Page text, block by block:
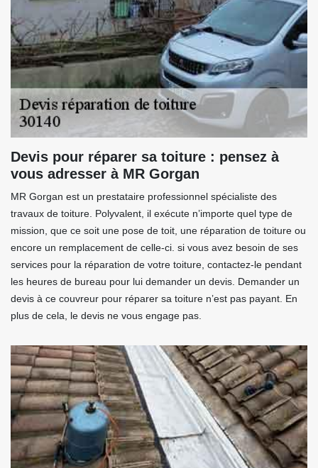
Devis pour réparer sa toiture : pensez à
vous adresser à MR Gorgan
MR Gorgan est un prestataire professionnel spécialiste des
travaux de toiture. Polyvalent, il exécute n’importe quel type de
mission, que ce soit une pose de toit, une réparation de toiture ou
encore un remplacement de celle-ci. si vous avez besoin de ses
services pour la réparation de votre toiture, contactez-le pendant
les heures de bureau pour lui demander un devis. Demander un
devis à ce couvreur pour réparer sa toiture n’est pas payant. En
plus de cela, le devis ne vous engage pas.